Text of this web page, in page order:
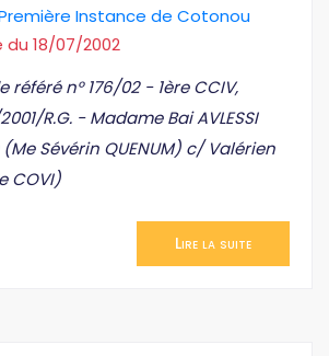
Instance de Cotonou
18/07/2002
n° 176/02 - 1ère CCIV,
R.G. - Madame Bai AVLESSI
(Me Sévérin QUENUM) c/ Valérien
COVI)
Lire la suite